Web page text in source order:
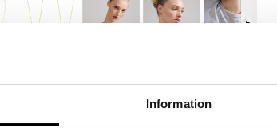
Information
KERRO YSTÄVÄLLE